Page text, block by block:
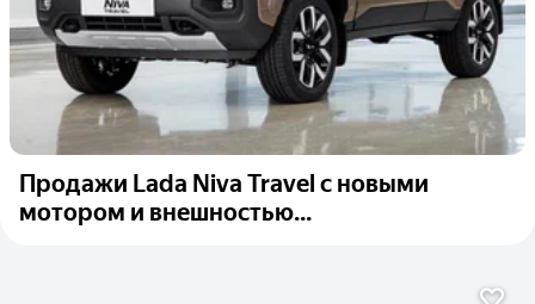
Продажи Lada Niva Travel с новыми
мотором и внешностью...